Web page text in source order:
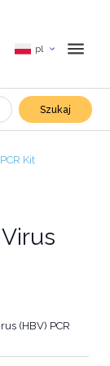
pl
Szukaj
Kit
(HBV) PCR